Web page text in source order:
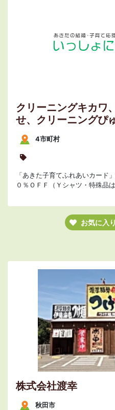
クリーニングキカワ
せ、クリーニングぴ
4市町村
「あきた子育てふれあいカード
０％ＯＦＦ（Ｙシャツ・特殊品は
お気に入
株式会社渡幸
秋田市